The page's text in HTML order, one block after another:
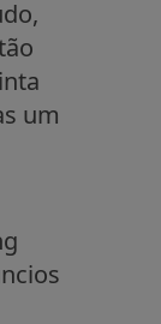
um